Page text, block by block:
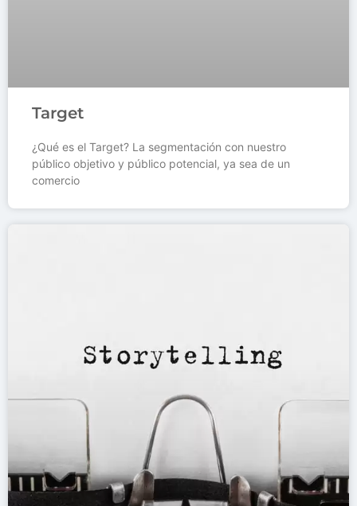
Target
¿Qué es el Target? La segmentación con nuestro
público objetivo y público potencial, ya sea de un
comercio